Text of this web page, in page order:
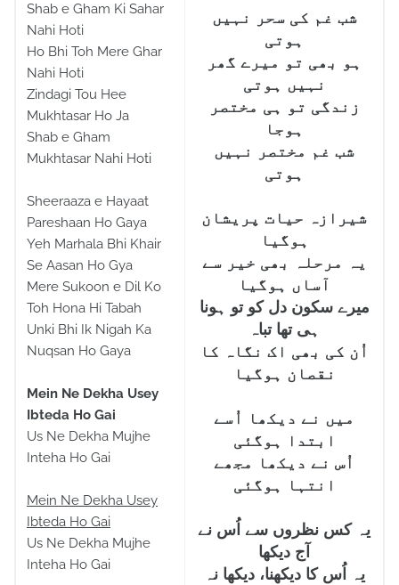
Shab e Gham Ki Sahar
Nahi Hoti
Ho Bhi Toh Mere Ghar
Nahi Hoti
Zindagi Tou Hee
Mukhtasar Ho Ja
Shab e Gham
Mukhtasar Nahi Hoti
Sheeraaza e Hayaat
Pareshaan Ho Gaya
Yeh Marhala Bhi Khair
Se Aasan Ho Gya
Mere Sukoon e Dil Ko
Toh Hona Hi Tabah
Unki Bhi Ik Nigah Ka
Nuqsan Ho Gaya
Mein Ne Dekha Usey
Ibteda Ho Gai
Us Ne Dekha Mujhe
Inteha Ho Gai
Mein Ne Dekha Usey
Ibteda Ho Gai
Us Ne Dekha Mujhe
Inteha Ho Gai
شب غم کی سحر نہیں
ہوتی
ہو بھی تو میرے گھر
نہیں ہوتی
زندگی تو ہی مختصر
ہوجا
شب غم مختصر نہیں
ہوتی
شیرازہ حیات پریشان
ہوگیا
یہ مرحلہ بھی خیر سے
آساں ہوگیا
میرے سکون دل کو تو ہونا
ہی تھا تباہ
اُن کی بھی اک نگاہ کا
نقصان ہوگیا
میں نے دیکھا اُسے
ابتدا ہوگئی
اُس نے دیکھا مجھے
انتہا ہوگئی
یہ کس نظروں سے اُس نے
آج دیکھا
یہ اُس کا دیکھنا، دیکھا نہ